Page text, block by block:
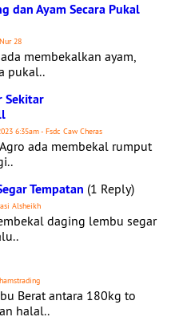
dan Ayam Secara Pukal
28
membekalkan ayam,
pukal..
Sekitar
6:35am - Fsdc Caw Cheras
ada membekal rumput
Tempatan (1 Reply)
Alsheikh
daging lembu segar
Berat antara 180kg to
halal..